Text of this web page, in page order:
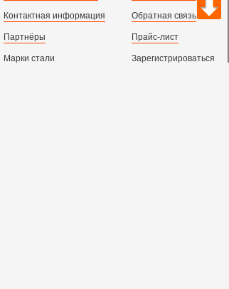
Контактная информация
Партнёры
Марки стали
Обратная связь
Прайс-лист
Зарегистрироваться